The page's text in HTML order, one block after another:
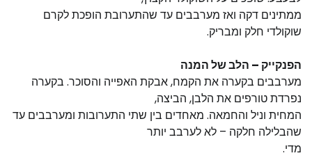
ממתינים דקה ואז מערבבים עד שהתערובת הופכת לקרם
שוקולדי חלק ומבריק.
הפנקייק – הלב של המנה
מערבבים בקערה את הקמח, אבקת האפייה והסוכר. בקערה
נפרדת טורפים את הלבן, הביצה,
המחית וניל והחמאה. מאחדים בין שתי התערובות ומערבבים עד
שהבלילה חלקה – לא לערבב יותר
מדי.